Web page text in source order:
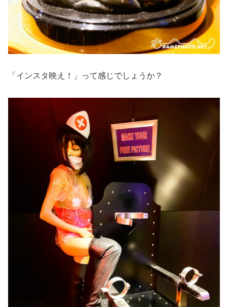
「インスタ映え！」って感じでしょうか？